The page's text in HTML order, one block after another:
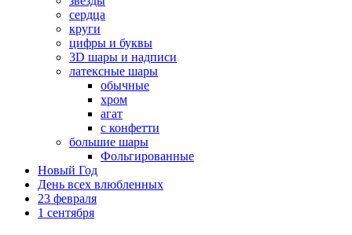
сердца
круги
цифры и буквы
3D шары и надписи
латексные шары
обычные
хром
агат
с конфетти
большие шары
Фольгированные
Новый Год
День всех влюбленных
23 февраля
1 сентября